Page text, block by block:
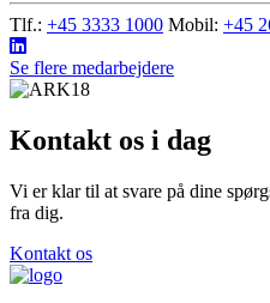
Tlf.: +45 3333 1000 Mobil: +45
Se flere medarbejdere
Kontakt os i dag
Vi er klar til at svare på dine
fra dig.
Kontakt os